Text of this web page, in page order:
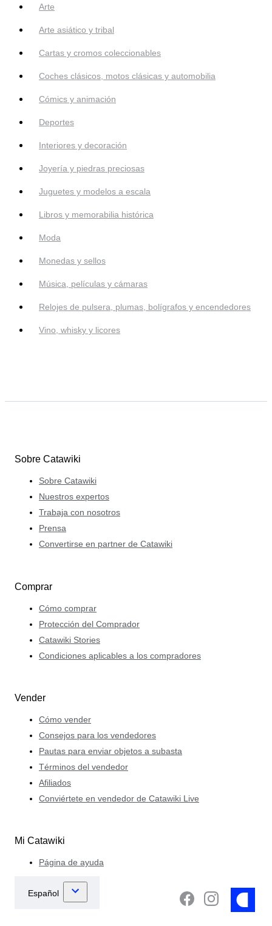
Arte
Arte asiático y tribal
Cartas y cromos coleccionables
Coches clásicos, motos clásicas y automobilia
Cómics y animación
Deportes
Interiores y decoración
Joyería y piedras preciosas
Juguetes y modelos a escala
Libros y memorabilia histórica
Moda
Monedas y sellos
Música, películas y cámaras
Relojes de pulsera, plumas, bolígrafos y encendedores
Vino, whisky y licores
Sobre Catawiki
Sobre Catawiki
Nuestros expertos
Trabaja con nosotros
Prensa
Convertirse en partner de Catawiki
Comprar
Cómo comprar
Protección del Comprador
Catawiki Stories
Condiciones aplicables a los compradores
Vender
Cómo vender
Consejos para los vendedores
Pautas para enviar objetos a subasta
Términos del vendedor
Afiliados
Conviértete en vendedor de Catawiki Live
Mi Catawiki
Página de ayuda